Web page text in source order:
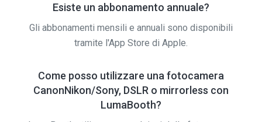
Esiste un abbonamento annuale?
Gli abbonamenti mensili e annuali sono disponibili
tramite l'App Store di Apple.
Come posso utilizzare una fotocamera
CanonNikon/Sony, DSLR o mirrorless con
LumaBooth?